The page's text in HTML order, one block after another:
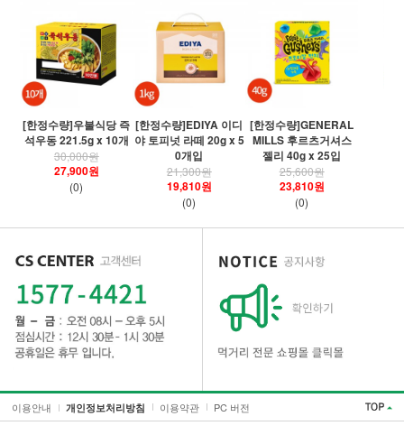
[한정수량]우불식당 즉
석우동 221.5g x 10개
30,000원
27,900원
(0)
[한정수량]EDIYA 이디
야 토피넛 라떼 20g x 5
0개입
21,300원
19,810원
(0)
[한정수량]GENERAL
MILLS 후르츠거셔스
젤리 40g x 25입
25,600원
23,810원
(0)
이용안내 개인정보처리방침 이용약관 PC 버전